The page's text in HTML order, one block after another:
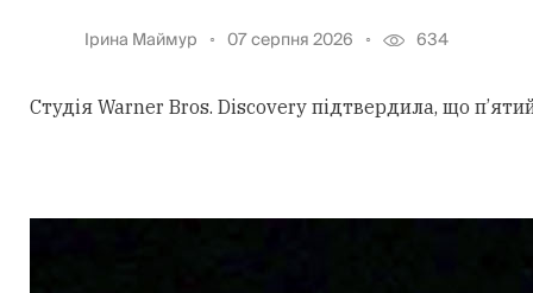
Ірина Маймур 07 серпня 2026 634
Студія Warner Bros. Discovery підтвердила, що